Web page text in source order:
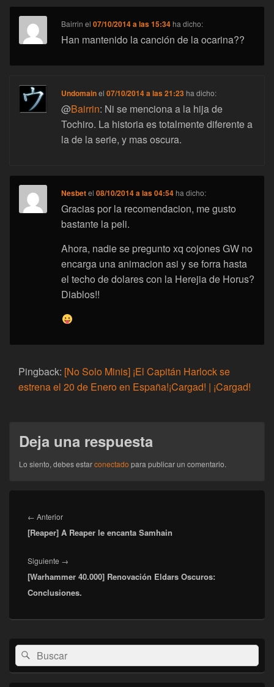
Bairrin el07/10/2014 a las 15:34 ha dicho:
Han mantenido la canción de la ocarina??
Undomainel07/10/2014 a las 21:23 ha dicho:
@Bairrin: Ni se menciona a la hija de
Tochiro. La historia es totalmente diferente a
la de la serie, y mas oscura.
Nesbetel08/10/2014 a las 04:54 ha dicho:
Gracias por la recomendacion, me gusto
bastante la peli.
Ahora, nadie se pregunto xq cojones GW no
encarga una animacion asi y se forra hasta
el techo de dolares con la Herejia de Horus?
Diablos!!
Pingback: [No Solo Minis] ¡El Capitán Harlock se
estrena el 20 de Enero en España!¡Cargad! | ¡Cargad!
Deja una respuesta
Lo siento, debes estarconectado para publicar un comentario.
de
entradas
← AnteriorEntrada
anterior:
[Reaper] A Reaper le encanta Samhain
Siguiente →
siguiente:
[Warhammer 40.000] Renovación Eldars Oscuros:
Conclusiones.
El
área
de
widget
Buscar
por:
Buscar